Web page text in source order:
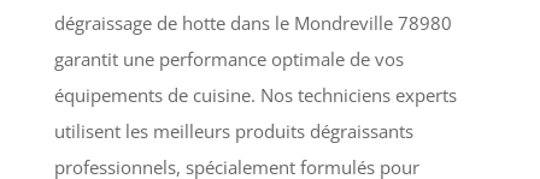
dégraissage de hotte dans le Mondreville 78980
garantit une performance optimale de vos
équipements de cuisine. Nos techniciens experts
utilisent les meilleurs produits dégraissants
professionnels, spécialement formulés pour